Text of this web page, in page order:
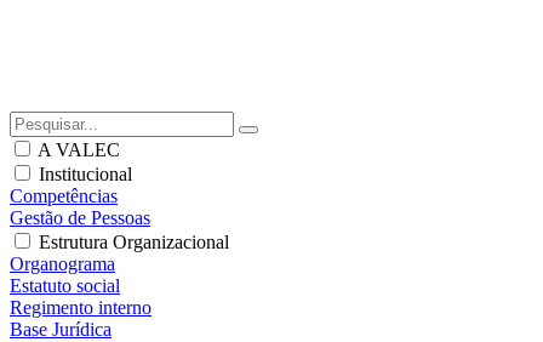
A VALEC
Institucional
Competências
Gestão de Pessoas
Estrutura Organizacional
Organograma
Estatuto social
Regimento interno
Base Jurídica